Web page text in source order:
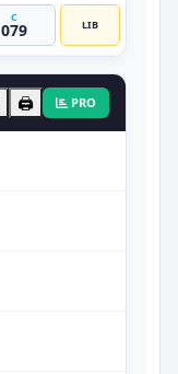
C
079 LIB
🖨️ PRO